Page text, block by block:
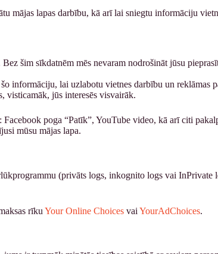
mājas lapas darbību, kā arī lai sniegtu informāciju
šim sīkdatnēm mēs nevaram nodrošināt jūsu
informāciju, lai uzlabotu vietnes darbību un reklāmas
visticamāk, jūs interesēs visvairāk.
poga “Patīk”, YouTube video, kā arī citi
mūsu mājas lapa.
(privāts logs, inkognito logs vai InPrivate
rīku Your Online Choices vai YourAdChoices.